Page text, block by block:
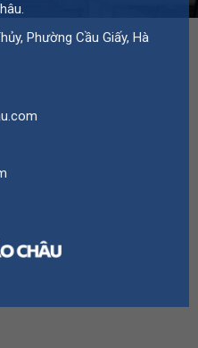
Phường Cầu Giấy, Hà